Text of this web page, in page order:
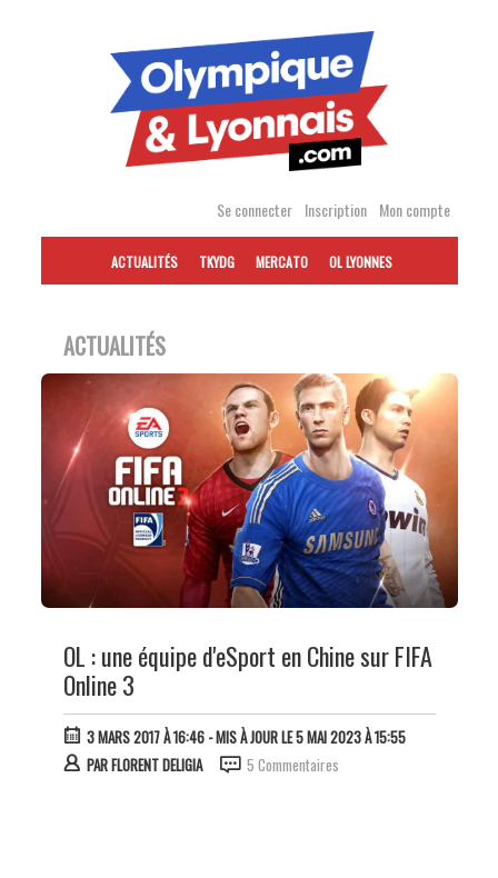
Se connecter Inscription Mon compte
ACTUALITÉS TKYDG MERCATO OL LYONNES
ACTUALITÉS
OL : une équipe d'eSport en Chine sur FIFA
Online 3
3 MARS 2017 À 16:46- MIS À JOUR LE 5 MAI 2023 À 15:55
PARFLORENT DELIGIA 5 Commentaires